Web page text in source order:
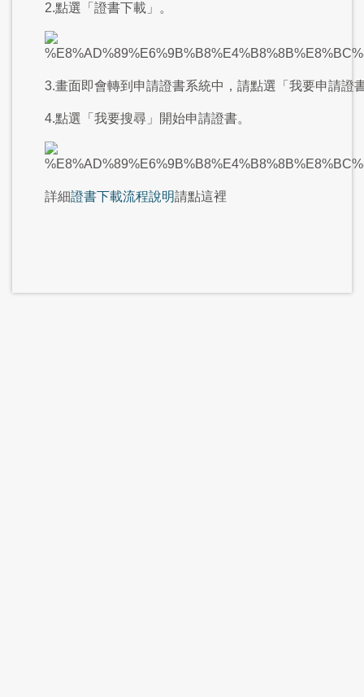
2.點選「證書下載」。
3.畫面即會轉到申請證書系統中，請點選「我要申請證
4.點選「我要搜尋」開始申請證書。
詳細證書下載流程說明請點這裡